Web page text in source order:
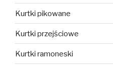
Kurtki pikowane
Kurtki przejściowe
Kurtki ramoneski